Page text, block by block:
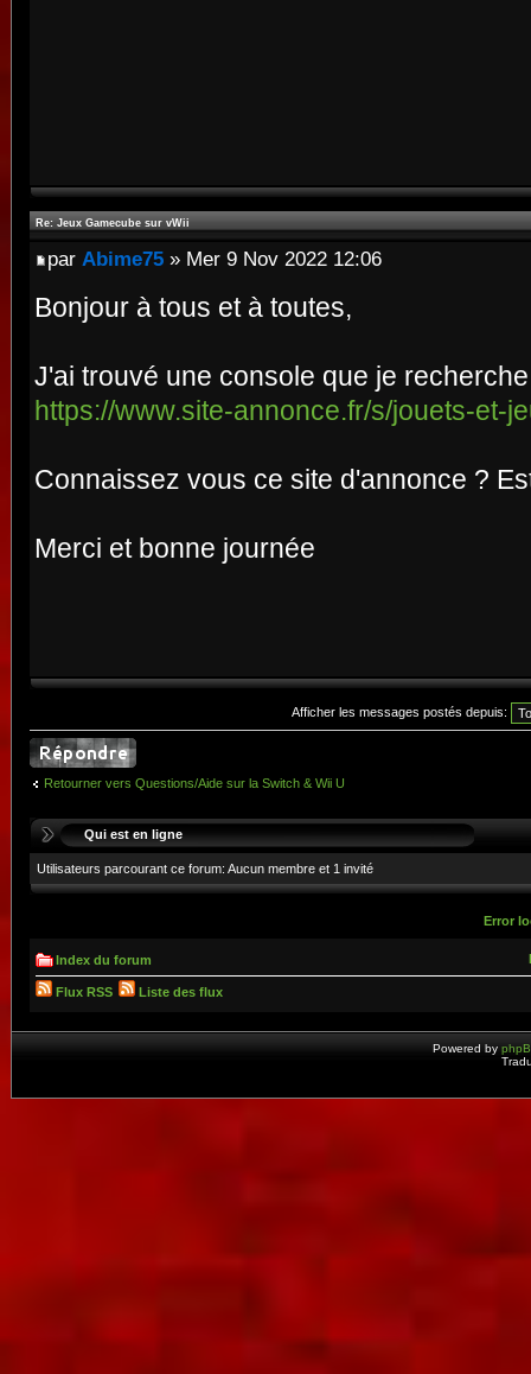
Re: Jeux Gamecube sur vWii
par Abime75 » Mer 9 Nov 2022 12:06
Bonjour à tous et à toutes,
J'ai trouvé une console que je
https://www.site-annonce.fr/s/jouets-et-
Connaissez vous ce site d'annonce ?
Merci et bonne journée
Afficher les messages postés depuis:
Retourner vers Questions/Aide sur la Switch & Wii U
Qui est en ligne
Utilisateurs parcourant ce forum: Aucun membre et 1 invité
Error
Index du forum
Flux RSS Liste des flux
Powered by